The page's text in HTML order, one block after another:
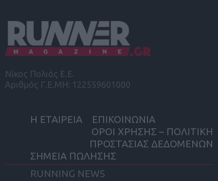
Νίκος Πολιάς Ε.Ε.
Αριθμός Γ.Ε.ΜΗ: 122559601000
Η ΕΤΑΙΡΕΙΑ
ΕΠΙΚΟΙΝΩΝΙΑ
ΟΡΟΙ ΧΡΗΣΗΣ – ΠΟΛΙΤΙΚΗ
ΠΡΟΣΤΑΣΙΑΣ ΔΕΔΟΜΕΝΩΝ
ΣΗΜΕΙΑ ΠΩΛΗΣΗΣ
RUNNING NEWS